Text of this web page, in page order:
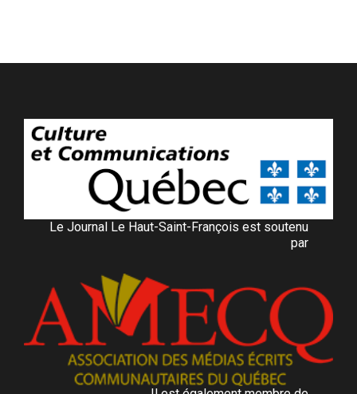
Le Journal Le Haut-Saint-François est soutenu
par